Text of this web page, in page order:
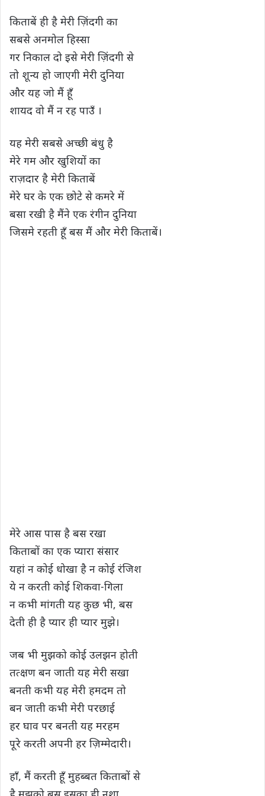
s
A
p
p
b
o
o
k
t
e
r
r
m
i
k
किताबें ही है मेरी ज़िंदगी का
सबसे अनमोल हिस्सा
गर निकाल दो इसे मेरी ज़िंदगी से
तो शून्य हो जाएगी मेरी दुनिया
और यह जो मैं हूँ
शायद वो मैं न रह पाउँ ।
यह मेरी सबसे अच्छी बंधु है
मेरे गम और खुशियों का
राज़दार है मेरी किताबें
मेरे घर के एक छोटे से कमरे में
बसा रखी है मैंने एक रंगीन दुनिया
जिसमे रहती हूँ बस मैं और मेरी किताबें।
मेरे आस पास है बस रखा
किताबों का एक प्यारा संसार
यहां न कोई धोखा है न कोई रंजिश
ये न करती कोई शिकवा-गिला
न कभी मांगती यह कुछ भी, बस
देती ही है प्यार ही प्यार मुझे।
जब भी मुझको कोई उलझन होती
तत्क्षण बन जाती यह मेरी सखा
बनती कभी यह मेरी हमदम तो
बन जाती कभी मेरी परछाई
हर घाव पर बनती यह मरहम
पूरे करती अपनी हर ज़िम्मेदारी।
हाँ, मैं करती हूँ मुहब्बत किताबों से